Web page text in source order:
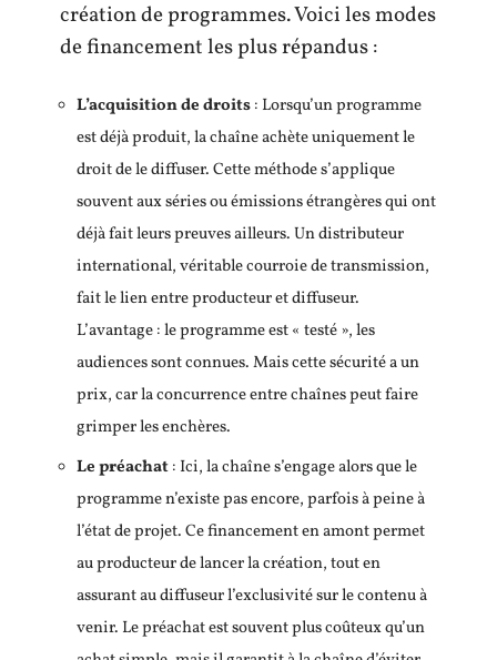
création de programmes. Voici les modes
de financement les plus répandus :
L’acquisition de droits: Lorsqu’un programme
est déjà produit, la chaîne achète uniquement le
droit de le diffuser. Cette méthode s’applique
souvent aux séries ou émissions étrangères qui ont
déjà fait leurs preuves ailleurs. Un distributeur
international, véritable courroie de transmission,
fait le lien entre producteur et diffuseur.
L’avantage : le programme est « testé », les
audiences sont connues. Mais cette sécurité a un
prix, car la concurrence entre chaînes peut faire
grimper les enchères.
Le préachat: Ici, la chaîne s’engage alors que le
programme n’existe pas encore, parfois à peine à
l’état de projet. Ce financement en amont permet
au producteur de lancer la création, tout en
assurant au diffuseur l’exclusivité sur le contenu à
venir. Le préachat est souvent plus coûteux qu’un